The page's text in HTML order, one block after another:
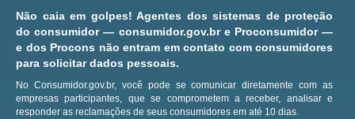
Não caia em golpes! Agentes dos sistemas de proteção
do consumidor — consumidor.gov.br e Proconsumidor —
e dos Procons não entram em contato com consumidores
para solicitar dados pessoais.
No Consumidor.gov.br, você pode se comunicar diretamente com as
empresas participantes, que se comprometem a receber, analisar e
responder as reclamações de seus consumidores em até 10 dias.